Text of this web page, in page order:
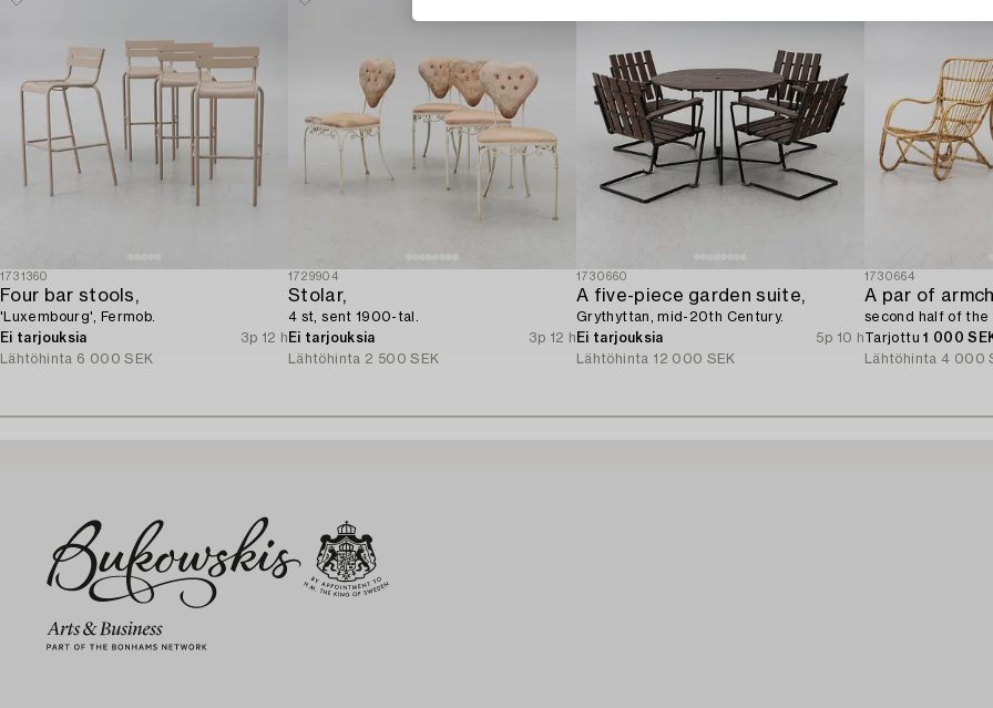
1731360
Four bar stools,
'Luxembourg', Fermob.
Ei tarjouksia
3p 12 h
Lähtöhinta 6 000 SEK
1729904
Stolar,
4 st, sent 1900-tal.
Ei tarjouksia
3p 12 h
Lähtöhinta 2 500 SEK
1730660
A five-piece garden suite,
Grythyttan, mid-20th Century.
Ei tarjouksia
5p 10 h
Lähtöhinta 12 000 SEK
1730664
A par of
second half of the
Tarjottu1 000
Lähtöhinta 4 000